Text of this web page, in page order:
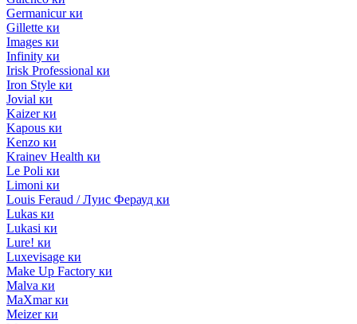
Germanicur ки
Gillette ки
Images ки
Infinity ки
Irisk Professional ки
Iron Style ки
Jovial ки
Kaizer ки
Kapous ки
Kenzo ки
Krainev Health ки
Le Poli ки
Limoni ки
Louis Feraud / Луис Ферауд ки
Lukas ки
Lukasi ки
Lure! ки
Luxevisage ки
Make Up Factory ки
Malva ки
MaXmar ки
Meizer ки